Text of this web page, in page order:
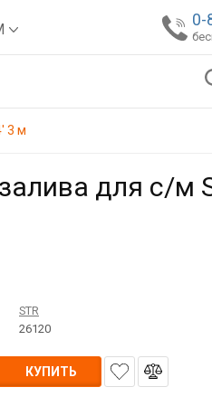
0-
3 м
для с/м
STR
26120
КУПИТЬ